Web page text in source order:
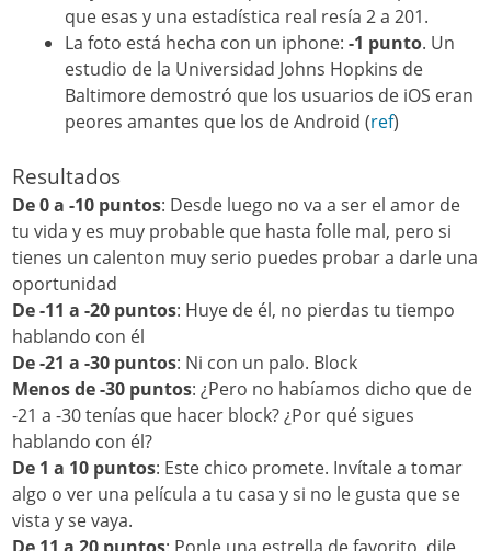
que esas y una estadística real resía 2 a 201.
La foto está hecha con un iphone:-1 punto. Un
estudio de la Universidad Johns Hopkins de
Baltimore demostró que los usuarios de iOS eran
peores amantes que los de Android (ref)
Resultados
De 0 a -10 puntos: Desde luego no va a ser el amor de
tu vida y es muy probable que hasta folle mal, pero si
tienes un calenton muy serio puedes probar a darle una
oportunidad
De -11 a -20 puntos: Huye de él, no pierdas tu tiempo
hablando con él
De -21 a -30 puntos: Ni con un palo. Block
Menos de -30 puntos: ¿Pero no habíamos dicho que de
-21 a -30 tenías que hacer block? ¿Por qué sigues
hablando con él?
De 1 a 10 puntos: Este chico promete. Invítale a tomar
algo o ver una película a tu casa y si no le gusta que se
vista y se vaya.